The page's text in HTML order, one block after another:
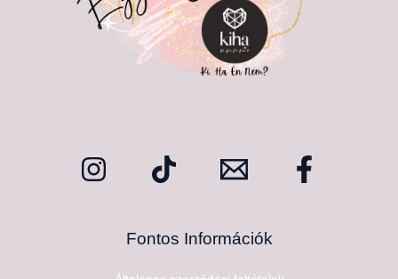
Fontos Információk